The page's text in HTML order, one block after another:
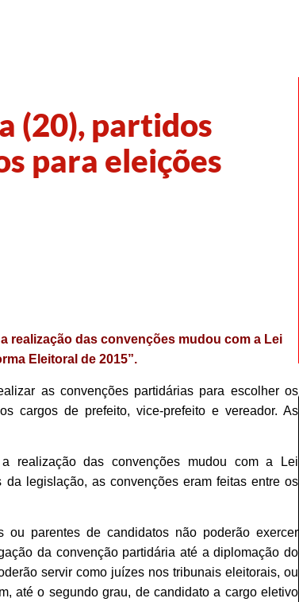
(20), partidos
para eleições
realização das convenções mudou com a Lei
Eleitoral de 2015”.
as convenções partidárias para escolher os
cargos de prefeito, vice-prefeito e vereador. As
realização das convenções mudou com a Lei
legislação, as convenções eram feitas entre os
ou parentes de candidatos não poderão exercer
da convenção partidária até a diplomação do
servir como juízes nos tribunais eleitorais, ou
até o segundo grau, de candidato a cargo eletivo